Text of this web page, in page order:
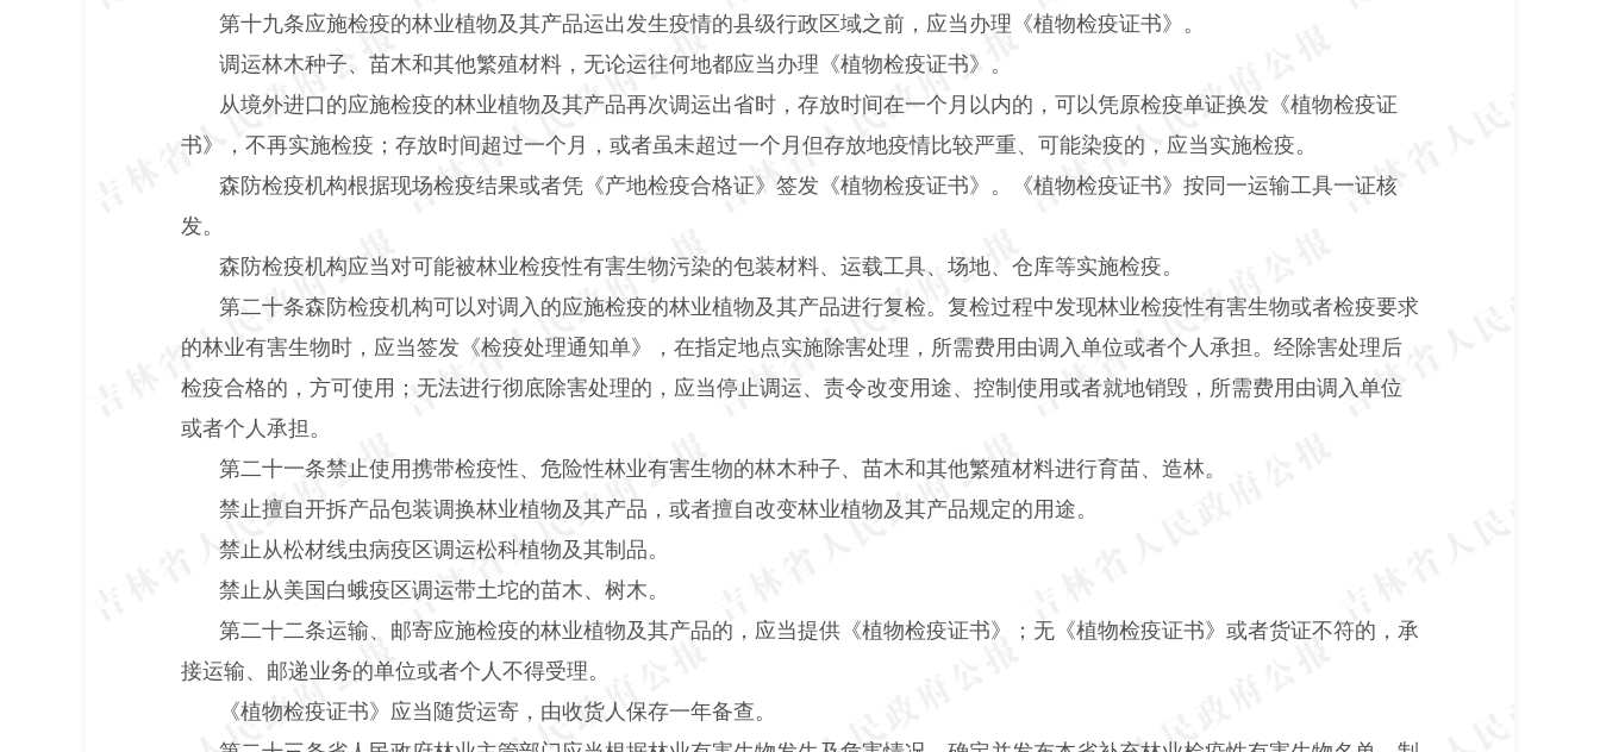
第十九条应施检疫的林业植物及其产品运出发生疫情的县级行政区域之前，应当办理《植物检疫证书》。
调运林木种子、苗木和其他繁殖材料，无论运往何地都应当办理《植物检疫证书》。
从境外进口的应施检疫的林业植物及其产品再次调运出省时，存放时间在一个月以内的，可以凭原检疫单证换发《植物检疫证
书》，不再实施检疫；存放时间超过一个月，或者虽未超过一个月但存放地疫情比较严重、可能染疫的，应当实施检疫。
森防检疫机构根据现场检疫结果或者凭《产地检疫合格证》签发《植物检疫证书》。《植物检疫证书》按同一运输工具一证核
发。
森防检疫机构应当对可能被林业检疫性有害生物污染的包装材料、运载工具、场地、仓库等实施检疫。
第二十条森防检疫机构可以对调入的应施检疫的林业植物及其产品进行复检。复检过程中发现林业检疫性有害生物或者检疫要求
的林业有害生物时，应当签发《检疫处理通知单》，在指定地点实施除害处理，所需费用由调入单位或者个人承担。经除害处理后
检疫合格的，方可使用；无法进行彻底除害处理的，应当停止调运、责令改变用途、控制使用或者就地销毁，所需费用由调入单位
或者个人承担。
第二十一条禁止使用携带检疫性、危险性林业有害生物的林木种子、苗木和其他繁殖材料进行育苗、造林。
禁止擅自开拆产品包装调换林业植物及其产品，或者擅自改变林业植物及其产品规定的用途。
禁止从松材线虫病疫区调运松科植物及其制品。
禁止从美国白蛾疫区调运带土坨的苗木、树木。
第二十二条运输、邮寄应施检疫的林业植物及其产品的，应当提供《植物检疫证书》；无《植物检疫证书》或者货证不符的，承
接运输、邮递业务的单位或者个人不得受理。
《植物检疫证书》应当随货运寄，由收货人保存一年备查。